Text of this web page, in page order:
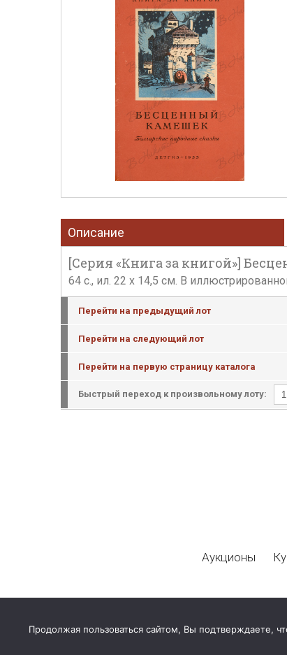
Описание
[Серия «Книга за книгой»]
64 c., ил. 22 х 14,5 см. В
Перейти на предыдущий лот
Перейти на следующий лот
Перейти на первую страницу каталога
Быстрый переход к произвольному лоту:
Аукционы
Продолжая пользоваться сайтом, Вы подтверждаете,